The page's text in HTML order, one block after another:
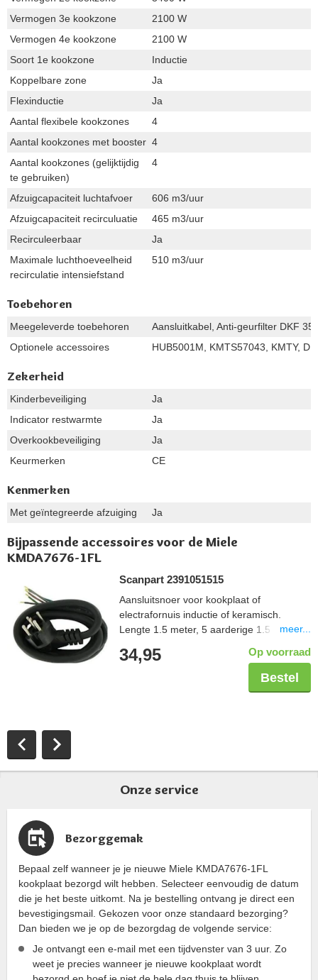
Vermogen 3e kookzone
2100 W
Vermogen 4e kookzone
2100 W
Soort 1e kookzone
Inductie
Koppelbare zone
Ja
Flexinductie
Ja
Aantal flexibele kookzones
4
Aantal kookzones met booster 4
Aantal kookzones (gelijktijdig
te gebruiken)
4
Afzuigcapaciteit luchtafvoer
606 m3/uur
Afzuigcapaciteit recirculuatie
465 m3/uur
Recirculeerbaar
Ja
Maximale luchthoeveelheid
recirculatie intensiefstand
510 m3/uur
Toebehoren
Meegeleverde toebehoren
Aansluitkabel, Anti-geurfilter DKF
Optionele accessoires
HUB5001M, KMTS57043, KMTY,
Zekerheid
Kinderbeveiliging
Ja
Indicator restwarmte
Ja
Overkookbeveiliging
Ja
Keurmerken
CE
Kenmerken
Met geïntegreerde afzuiging Ja
Bijpassende accessoires voor de Miele
KMDA7676-1FL
Scanpart 2391051515
Aansluitsnoer voor kookplaat of
electrafornuis inductie of keramisch.
Lengte 1.5 meter, 5 aarderige 1.5 mm2,
meer...
34,95 Op voorraad
Bestel
Onze service
Bezorggemak
Bepaal zelf wanneer je je nieuwe Miele KMDA7676-1FL
kookplaat bezorgd wilt hebben. Selecteer eenvoudig de datum
die je het beste uitkomt. Na je bestelling ontvang je direct een
bevestigingsmail. Gekozen voor onze standaard bezorging?
Dan bieden we je op de bezorgdag de volgende service:
Je ontvangt een e-mail met een tijdvenster van 3 uur. Zo
weet je precies wanneer je nieuwe kookplaat wordt